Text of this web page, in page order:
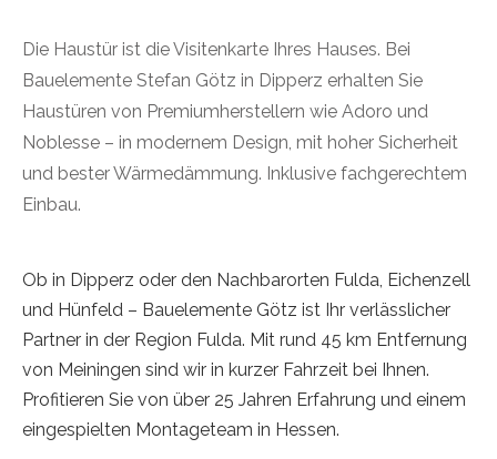
Die Haustür ist die Visitenkarte Ihres Hauses. Bei
Bauelemente Stefan Götz in Dipperz erhalten Sie
Haustüren von Premiumherstellern wie Adoro und
Noblesse – in modernem Design, mit hoher Sicherheit
und bester Wärmedämmung. Inklusive fachgerechtem
Einbau.
Ob in Dipperz oder den Nachbarorten Fulda, Eichenzell
und Hünfeld – Bauelemente Götz ist Ihr verlässlicher
Partner in der Region Fulda. Mit rund 45 km Entfernung
von Meiningen sind wir in kurzer Fahrzeit bei Ihnen.
Profitieren Sie von über 25 Jahren Erfahrung und einem
eingespielten Montageteam in Hessen.